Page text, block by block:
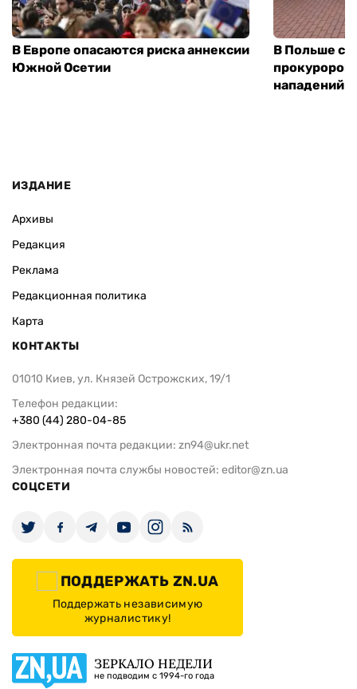
В Европе опасаются риска аннексии
Южной Осетии
В Польше
прокуроров
нападений
ИЗДАНИЕ
Архивы
Редакция
Реклама
Редакционная политика
Карта
КОНТАКТЫ
01010 Киев, ул. Князей Острожских, 19/1
Телефон редакции:
+380 (44) 280-04-85
Электронная почта редакции: zn94@ukr.net
Электронная почта службы новостей: editor@zn.ua
СОЦСЕТИ
ПОДДЕРЖАТЬ ZN.UA
Поддержать независимую
журналистику!
ЗЕРКАЛО НЕДЕЛИ
не подводим с 1994-го года